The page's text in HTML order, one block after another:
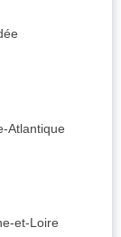
Atlantique
et-Loire